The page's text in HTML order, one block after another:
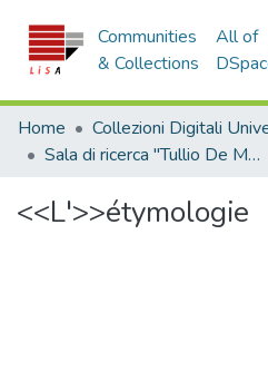
Communities
& Collections
All of
Home
Sala di ricerca "Tullio De Mauro"
<<L'>>étymologie